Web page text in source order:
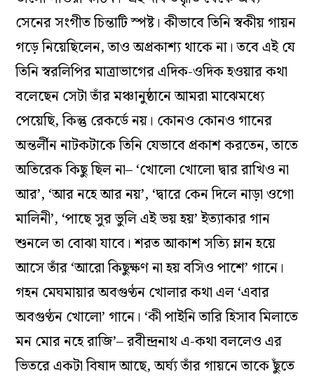
সেনের সংগীত চিন্তাটি স্পষ্ট। কীভাবে তিনি স্বকীয় গায়ন
গড়ে নিয়েছিলেন, তাও অপ্রকাশ্য থাকে না। তবে এই যে
তিনি স্বরলিপির মাত্রাভাগের‌‌‌ এদিক-ওদিক হওয়ার কথা
বলেছেন সেটা তাঁর মঞ্চানুষ্ঠানে আমরা মাঝেমধ্যে
পেয়েছি, কিন্তু রেকর্ডে নয়। কোনও কোনও গানের
অন্তর্লীন নাটকটাকে তিনি যেভাবে প্রকাশ করতেন, তাতে
অতিরেক কিছু ছিল না– ‘খোলো খোলো দ্বার রাখিও না
আর’, ‘আর নহে আর নয়’, ‘দ্বারে কেন দিলে নাড়া ওগো
মালিনী’, ‘পাছে সুর ভুলি এই ভয় হয়’ ইত্যাকার গান
শুনলে তা বোঝা যাবে। শরত আকাশ সত্যি ম্লান হয়ে
আসে তাঁর ‘আরো কিছুক্ষণ না হয় বসিও পাশে’ গানে।
গহন মেঘমায়ার অবগুণ্ঠন খোলার কথা এল ‘এবার
অবগুণ্ঠন খোলো’ গানে। ‘কী পাইনি তারি হিসাব মিলাতে
মন মোর নহে রাজি’– রবীন্দ্রনাথ এ-কথা বললেও এর
ভিতরে একটা বিষাদ আছে, অর্ঘ্য তাঁর গায়নে তাকে ছুঁতে